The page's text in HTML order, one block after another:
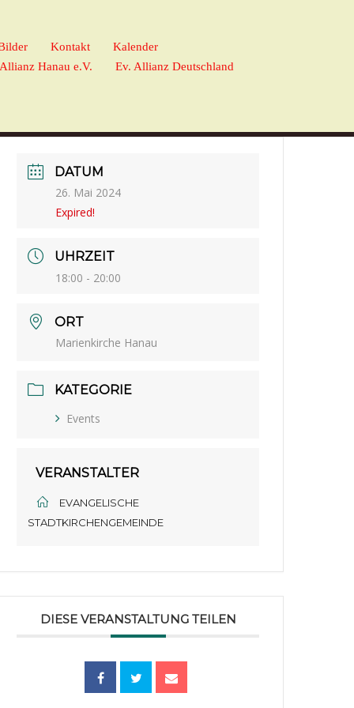
Kontakt
Kalender
Hanau e.V.
Ev. Allianz Deutschland
DATUM
26. Mai 2024
Expired!
UHRZEIT
18:00 - 20:00
ORT
Marienkirche Hanau
KATEGORIE
Events
VERANSTALTER
EVANGELISCHE
STADTKIRCHENGEMEINDE
DIESE VERANSTALTUNG TEILEN